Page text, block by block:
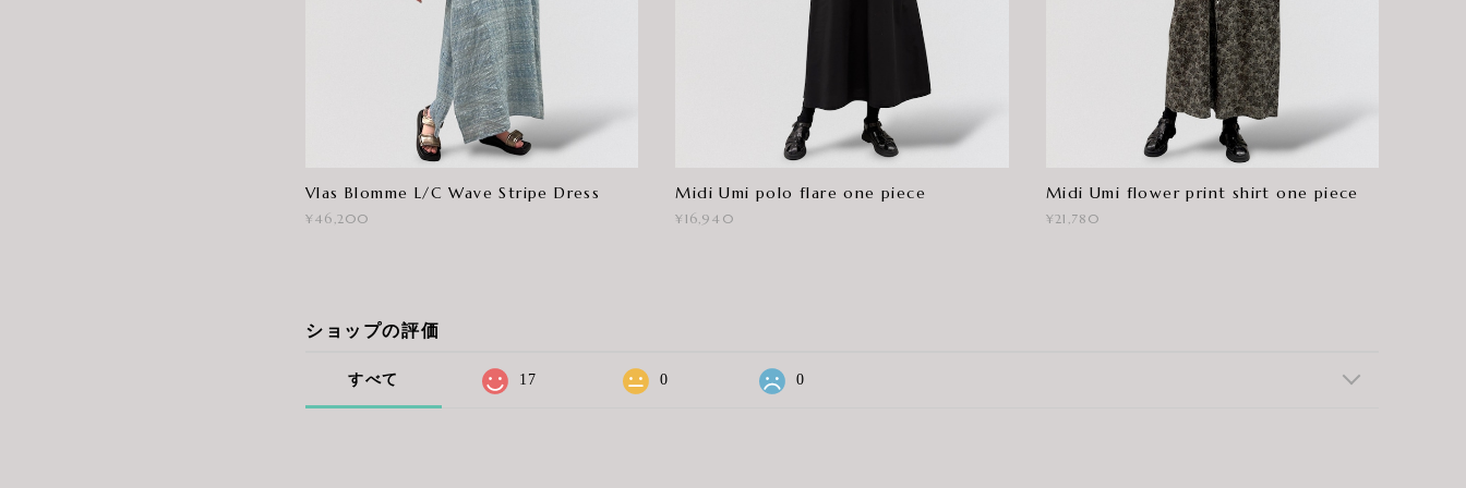
Vlas Blomme L/C Wave Stripe Dress
¥46,200
Midi Umi polo flare one piece
¥16,940
Midi Umi flower print shirt one piece
¥21,780
ショップの評価
すべて 17 0 0